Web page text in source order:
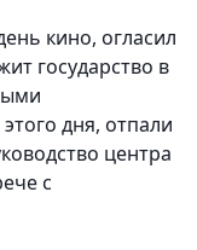
кино, огласил
государство в
дня, отпали
центра
с